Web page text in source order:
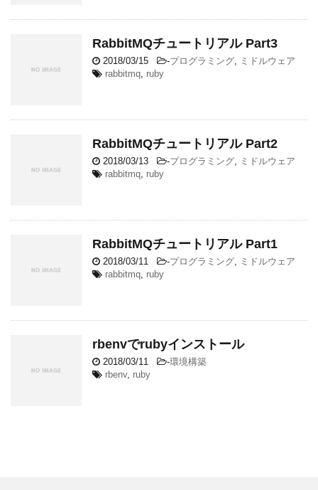
RabbitMQチュートリアル Part3
2018/03/15 -プログラミング
ミドルウェア
rabbitmq ruby
RabbitMQチュートリアル Part2
2018/03/13 -プログラミング
ミドルウェア
rabbitmq ruby
RabbitMQチュートリアル Part1
2018/03/11 -プログラミング
ミドルウェア
rabbitmq ruby
rbenvでrubyインストール
2018/03/11 -環境構築
rbenv, ruby